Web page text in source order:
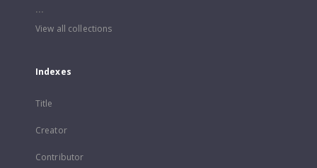
...
View all collections
Indexes
Title
Creator
Contributor